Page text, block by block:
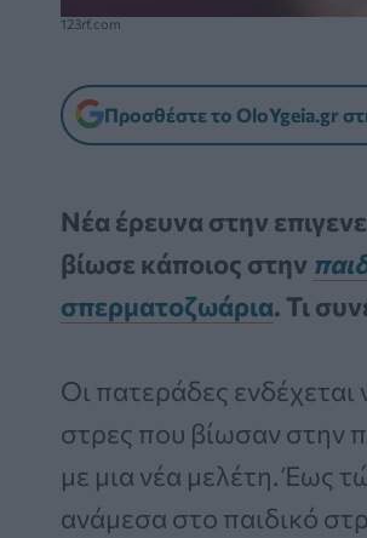
123rf.com
Προσθέστε το OloYgeia.gr
Νέα έρευνα στην
βίωσε κάποιος στην
σπερματοζωάρια. Τι
Οι πατεράδες ενδέχεται
στρες που βίωσαν στην
με μια νέα μελέτη. Έως
ανάμεσα στο παιδικό